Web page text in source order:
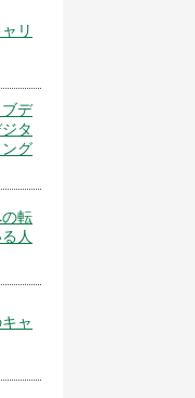
リ
デ
タ
グ
転
人
ャ